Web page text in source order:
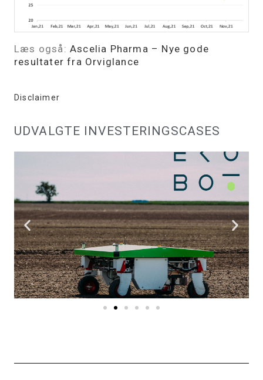
Læs også: Ascelia Pharma – Nye gode
resultater fra Orviglance
Disclaimer
UDVALGTE INVESTERINGSCASES
EKOBOT
SE HER